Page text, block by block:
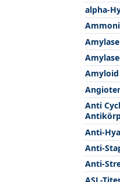
alpha-
Amylase
Anti
Anti-
Anti-
Anti-
ASL-